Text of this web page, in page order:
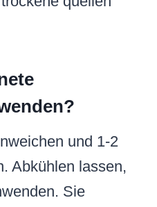
und 1-2
Abkühlen lassen,
Sie